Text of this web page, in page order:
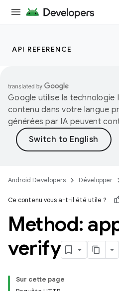
API REFERENCE
Google utilise la technologie
contenu dans votre langue
générées par IA peuvent
Android Developers Développer
Ce contenu vous a-t-il été utile ?
Method:
verify
Sur cette page